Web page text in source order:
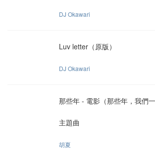
DJ Okawari
Luv letter（原版）
DJ Okawari
那些年 - 電影（那些年，我們一
主題曲
胡夏